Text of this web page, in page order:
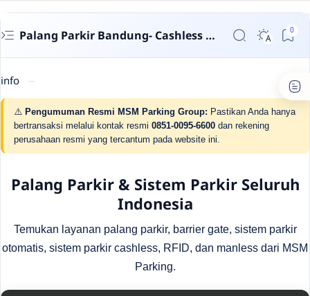
Palang Parkir Bandung- Cashless untuk Perumahan & Gedung | MSM Parking
info
⚠️ Pengumuman Resmi MSM Parking Group: Pastikan Anda hanya
bertransaksi melalui kontak resmi 0851-0095-6600 dan rekening
perusahaan resmi yang tercantum pada website ini.
Palang Parkir & Sistem Parkir Seluruh
Indonesia
Temukan layanan palang parkir, barrier gate, sistem parkir
otomatis, sistem parkir cashless, RFID, dan manless dari MSM
Parking.